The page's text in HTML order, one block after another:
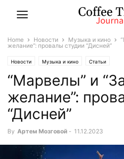
Home Новости Музыка и кино
желание”: провалы студии “Дисней”
Новости Музыка и кино Статьи
“Марвелы” и
желание”:
“Дисней”
By Артем Мозговой - 11.12.2023